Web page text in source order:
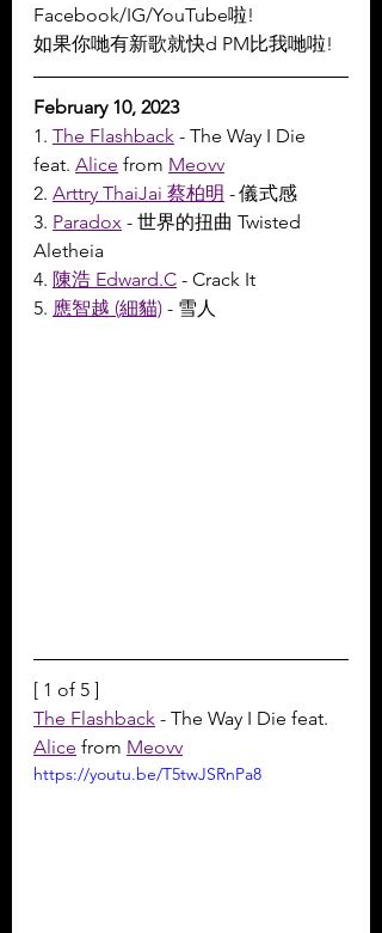
Facebook/IG/YouTube啦!
如果你哋有新歌就快d PM比我哋啦!
February 10, 2023
1. The Flashback - The Way I Die
feat. Alice from Meovv
2. Arttry ThaiJai 蔡柏明 - 儀式感
3. Paradox - 世界的扭曲 Twisted
Aletheia
4. 陳浩 Edward.C - Crack It
5. 應智越 (細貓) - 雪人
[ 1 of 5 ]
The Flashback - The Way I Die feat.
Alice from Meovv
https://youtu.be/T5twJSRnPa8